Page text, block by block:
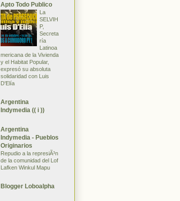
Apto Todo Publico
La
SELVIH
P,
Secreta
ría
Latinoa
mericana de la Vivienda
y el Habitat Popular,
expresó su absoluta
solidaridad con Luis
D'Elía
Argentina
Indymedia (( i ))
Argentina
Indymedia - Pueblos
Originarios
Repudio a la represiÃ³n
de la comunidad del Lof
Lafken Winkul Mapu
Blogger Loboalpha